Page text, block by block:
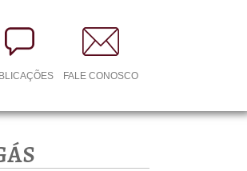
FALE CONOSCO